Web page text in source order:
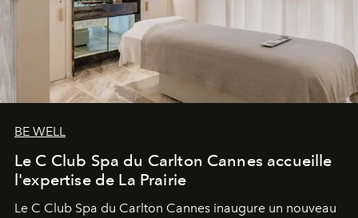
BE WELL
Le C Club Spa du Carlton Cannes accueille
l'expertise de La Prairie
Le C Club Spa du Carlton Cannes inaugure un nouveau